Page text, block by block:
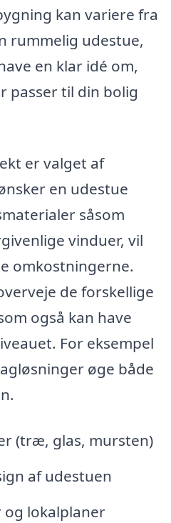
kan variere fra
rummelig udestue,
en klar idé om,
passer til din bolig
er valget af
en udestue
såsom
vinduer, vil
omkostningerne.
de forskellige
også kan have
For eksempel
øge både
(træ, glas, mursten)
af udestuen
og lokalplaner